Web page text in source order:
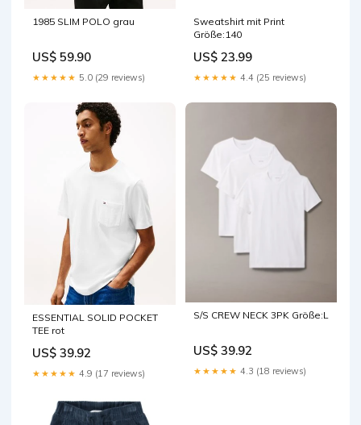
1985 SLIM POLO grau
US$ 59.90
★★★★★ 5.0 (29 reviews)
Sweatshirt mit Print
Größe:140
US$ 23.99
★★★★★ 4.4 (25 reviews)
ESSENTIAL SOLID POCKET
TEE rot
US$ 39.92
★★★★★ 4.9 (17 reviews)
S/S CREW NECK 3PK Größe:L
US$ 39.92
★★★★★ 4.3 (18 reviews)